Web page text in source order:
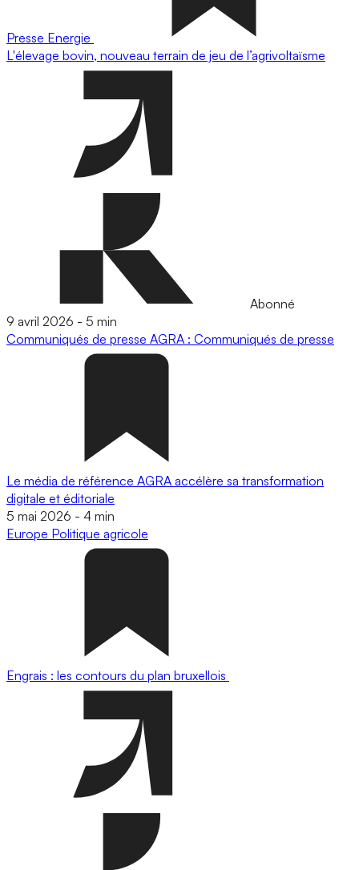
Presse Energie
L'élevage bovin, nouveau terrain de jeu de l’agrivoltaïsme
Abonné
9 avril 2026 - 5 min
Communiqués de presse AGRA : Communiqués de presse
Le média de référence AGRA accélère sa transformation
digitale et éditoriale
5 mai 2026 - 4 min
Europe Politique agricole
Engrais : les contours du plan bruxellois